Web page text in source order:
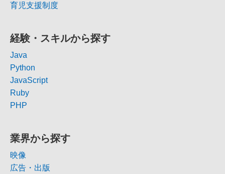
育児支援制度
経験・スキルから探す
Java
Python
JavaScript
Ruby
PHP
業界から探す
映像
広告・出版